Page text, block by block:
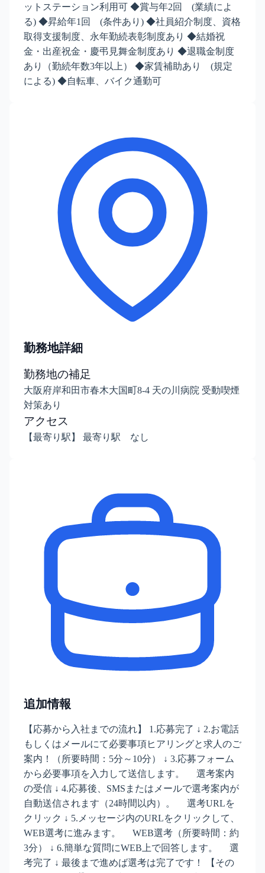
ットステーション利用可 ◆賞与年2回 (業績によ
る) ◆昇給年1回 (条件あり) ◆社員紹介制度、資格
取得支援制度、永年勤続表彰制度あり ◆結婚祝
金・出産祝金・慶弔見舞金制度あり ◆退職金制度
あり（勤続年数3年以上） ◆家賃補助あり (規定
による) ◆自転車、バイク通勤可
勤務地詳細
勤務地の補足
大阪府岸和田市春木大国町8-4 天の川病院 受動喫煙
対策あり
アクセス
【最寄り駅】 最寄り駅 なし
追加情報
【応募から入社までの流れ】 1.応募完了 ↓ 2.お電話
もしくはメールにて必要事項ヒアリングと求人のご
案内！（所要時間：5分～10分） ↓ 3.応募フォーム
から必要事項を入力して送信します。 選考案内
の受信 ↓ 4.応募後、SMSまたはメールで選考案内が
自動送信されます（24時間以内）。 選考URLを
クリック ↓ 5.メッセージ内のURLをクリックして、
WEB選考に進みます。 WEB選考（所要時間：約
3分） ↓ 6.簡単な質問にWEB上で回答します。 選
考完了 ↓ 最後まで進めば選考は完了です！ 【その